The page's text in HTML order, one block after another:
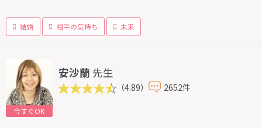
結婚 相手の気持ち 未来
今すぐOK
安沙蘭 先生
（4.89） 2652件